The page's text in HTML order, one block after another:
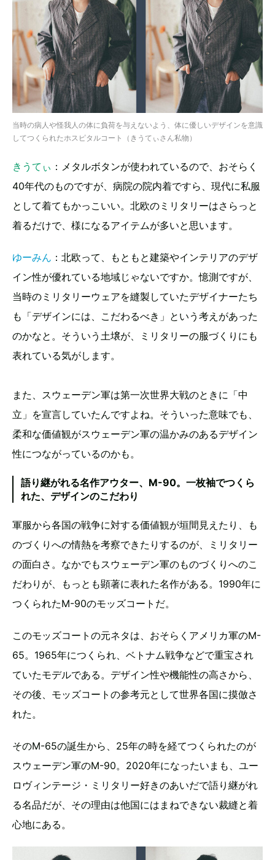
当時の病人や怪我人の体に負荷を与えないよう、体に優しいデザインを意識
してつくられたホスピタルコート（きうてぃさん私物）
きうてぃ ：メタルボタンが使われているので、おそらく
40年代のものですが、病院の院内着ですら、現代に私服
として着てもかっこいい。北欧のミリタリーはさらっと
着るだけで、様になるアイテムが多いと思います。
ゆーみん ：北欧って、もともと建築やインテリアのデザ
イン性が優れている地域じゃないですか。憶測ですが、
当時のミリタリーウェアを縫製していたデザイナーたち
も「デザインには、こだわるべき」という考えがあった
のかなと。そういう土壌が、ミリタリーの服づくりにも
表れている気がします。
また、スウェーデン軍は第一次世界大戦のときに「中
立」を宣言していたんですよね。そういった意味でも、
柔和な価値観がスウェーデン軍の温かみのあるデザイン
性につながっているのかも。
語り継がれる名作アウター、M-90。一枚袖でつくら
れた、デザインのこだわり
軍服から各国の戦争に対する価値観が垣間見えたり、も
のづくりへの情熱を考察できたりするのが、ミリタリー
の面白さ。なかでもスウェーデン軍のものづくりへのこ
だわりが、もっとも顕著に表れた名作がある。1990年に
つくられたM-90のモッズコートだ。
このモッズコートの元ネタは、おそらくアメリカ軍のM-
65。1965年につくられ、ベトナム戦争などで重宝され
ていたモデルである。デザイン性や機能性の高さから、
その後、モッズコートの参考元として世界各国に摸倣さ
れた。
そのM-65の誕生から、25年の時を経てつくられたのが
スウェーデン軍のM-90。2020年になったいまも、ユー
ロヴィンテージ・ミリタリー好きのあいだで語り継がれ
る名品だが、その理由は他国にはまねできない裁縫と着
心地にある。